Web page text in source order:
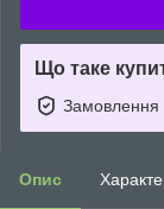
Що таке
Замовлення
Опис